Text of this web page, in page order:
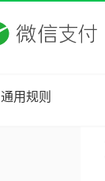
通用规则